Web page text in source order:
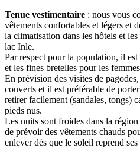
Tenue vestimentaire : nous vous
vêtements confortables et légers et
la climatisation dans les hôtels et
lac Inle.
Par respect pour la population, il
et les fines bretelles pour les
En prévision des visites de
couverts et il est préférable de
retirer facilement (sandales, tongs)
pieds nus.
Les nuits sont froides dans la
de prévoir des vêtements chauds
enlever dès que le soleil reprend ses